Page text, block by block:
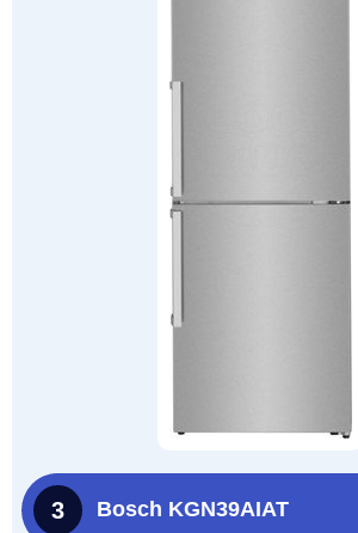
3 Bosch KGN39AIAT